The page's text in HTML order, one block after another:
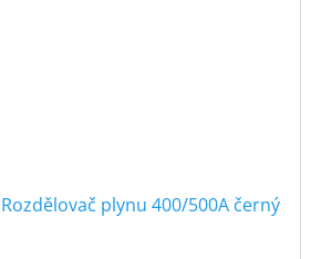
Rozdělovač plynu 400/500A černý